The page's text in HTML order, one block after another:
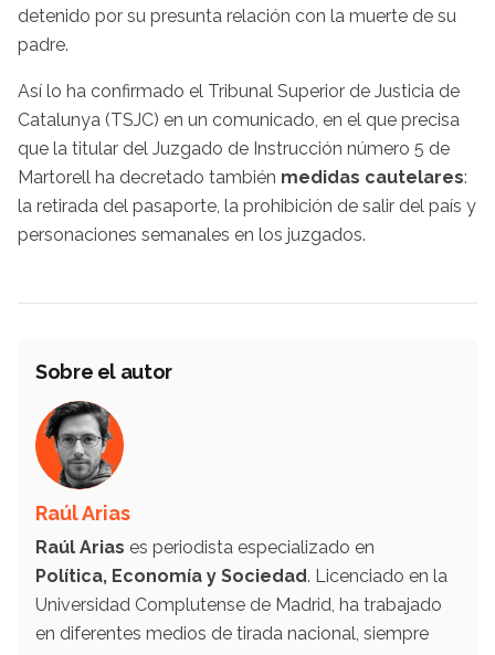
detenido por su presunta relación con la muerte de su
padre.
Así lo ha confirmado el Tribunal Superior de Justicia de
Catalunya (TSJC) en un comunicado, en el que precisa
que la titular del Juzgado de Instrucción número 5 de
Martorell ha decretado también medidas cautelares:
la retirada del pasaporte, la prohibición de salir del país y
personaciones semanales en los juzgados.
Sobre el autor
Raúl Arias
Raúl Arias es periodista especializado en
Política, Economía y Sociedad. Licenciado en la
Universidad Complutense de Madrid, ha trabajado
en diferentes medios de tirada nacional, siempre